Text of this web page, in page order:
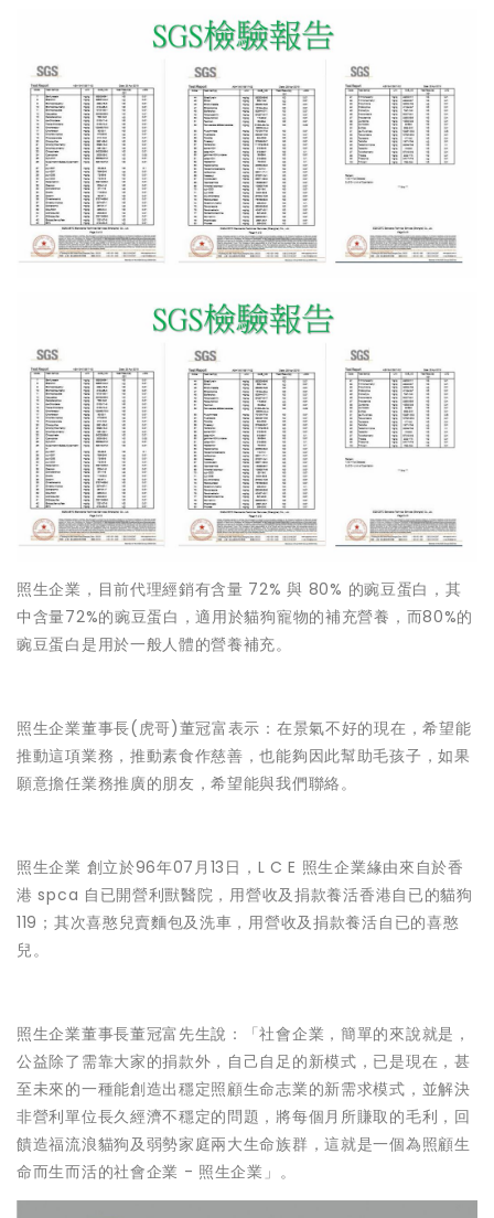
照生企業，目前代理經銷有含量 72% 與 80% 的豌豆蛋白，其
中含量72%的豌豆蛋白，適用於貓狗寵物的補充營養，而80%的
豌豆蛋白是用於一般人體的營養補充。
照生企業董事長(虎哥)董冠富表示：在景氣不好的現在，希望能
推動這項業務，推動素食作慈善，也能夠因此幫助毛孩子，如果
願意擔任業務推廣的朋友，希望能與我們聯絡。
照生企業 創立於96年07月13日，L C E 照生企業緣由來自於香
港 spca 自已開營利獸醫院，用營收及捐款養活香港自已的貓狗
119；其次喜憨兒賣麵包及洗車，用營收及捐款養活自已的喜憨
兒。
照生企業董事長董冠富先生說：「社會企業，簡單的來說就是，
公益除了需靠大家的捐款外，自己自足的新模式，已是現在，甚
至未來的一種能創造出穩定照顧生命志業的新需求模式，並解決
非營利單位長久經濟不穩定的問題，將每個月所賺取的毛利，回
饋造福流浪貓狗及弱勢家庭兩大生命族群，這就是一個為照顧生
命而生而活的社會企業 - 照生企業」。